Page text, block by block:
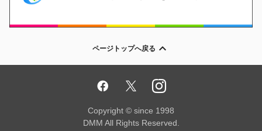
ページトップへ戻る
Copyright © since 1998
DMM All Rights Reserved.